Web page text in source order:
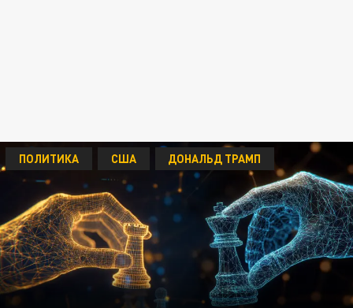
ПОЛИТИКА США ДОНАЛЬД ТРАМП